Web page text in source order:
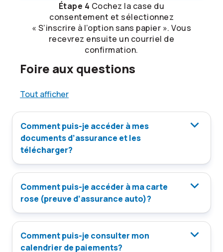
Étape 4 Cochez la case du
consentement et sélectionnez
« S’inscrire à l’option sans papier ». Vous
recevrez ensuite un courriel de
confirmation.
Foire aux questions
Tout afficher
Comment puis-je accéder à mes
documents d’assurance et les
télécharger?
Comment puis-je accéder à ma carte
rose (preuve d’assurance auto)?
Comment puis-je consulter mon
calendrier de paiements?